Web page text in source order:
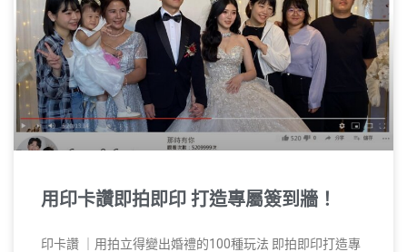
用印卡讚即拍即印 打造專屬簽到牆！
印卡讚 ｜用拍立得變出婚禮的100種玩法 即拍即印打造專